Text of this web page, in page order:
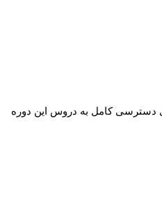
کامل به دروس این دوره